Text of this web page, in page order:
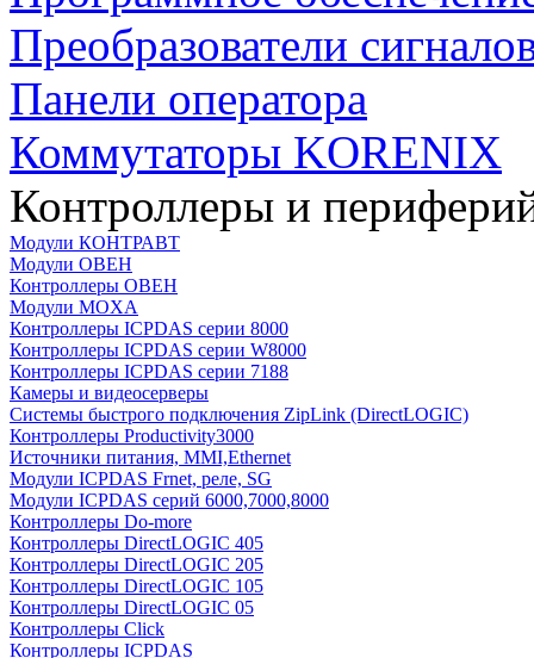
Преобразователи
Панели оператора
Коммутаторы KORENIX
Контроллеры и
Модули КОНТРАВТ
Модули ОВЕН
Контроллеры ОВЕН
Модули MOXA
Контроллеры ICPDAS серии 8000
Контроллеры ICPDAS серии W8000
Контроллеры ICPDAS серии 7188
Камеры и видеосерверы
Системы быстрого подключения ZipLink (DirectLOGIC)
Контроллеры Productivity3000
Источники питания, MMI,Ethernet
Модули ICPDAS Frnet, реле, SG
Модули ICPDAS серий 6000,7000,8000
Контроллеры Do-more
Контроллеры DirectLOGIC 405
Контроллеры DirectLOGIC 205
Контроллеры DirectLOGIC 105
Контроллеры DirectLOGIC 05
Контроллеры Click
Контроллеры ICPDAS